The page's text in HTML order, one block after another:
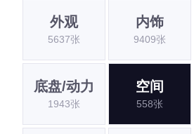
外观
5637张
内饰
9409张
底盘/动力
1943张
空间
558张